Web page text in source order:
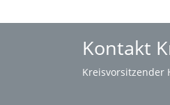
Kontakt
Kreisvorsitzender